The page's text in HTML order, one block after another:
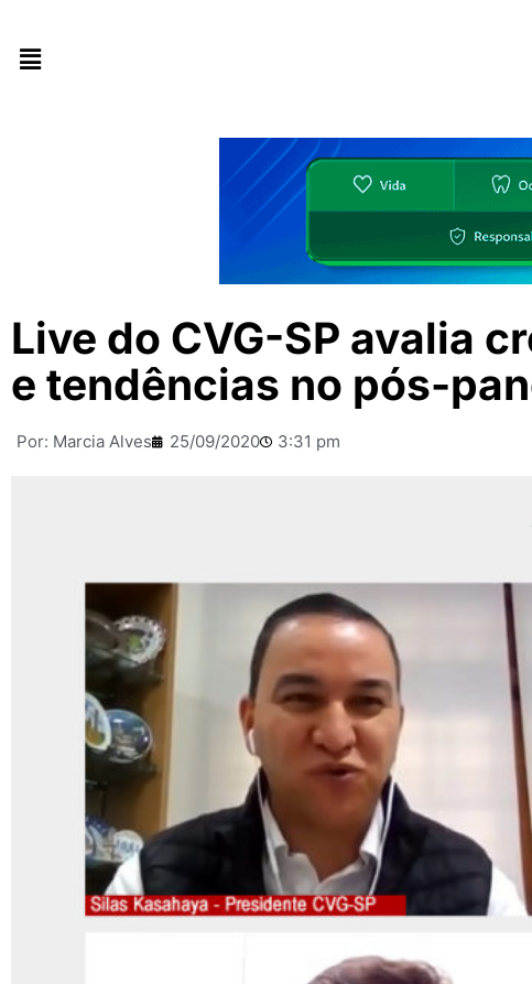
Live do CVG-SP avalia
e tendências no pós-
Por: Marcia Alves 25/09/2020 3:31 pm